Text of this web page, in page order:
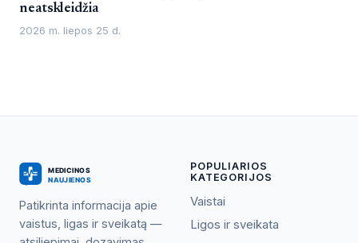
neatskleidžia
2026 m. liepos 25 d.
Patikrinta informacija apie
vaistus, ligas ir sveikatą —
POPULIARIOS
KATEGORIJOS
Vaistai
Ligos ir sveikata